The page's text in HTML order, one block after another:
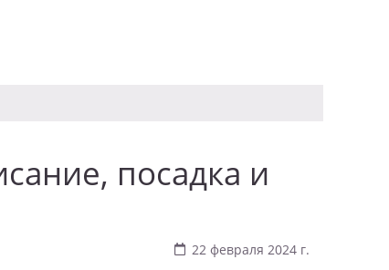
посадка и
22 февраля 2024 г.